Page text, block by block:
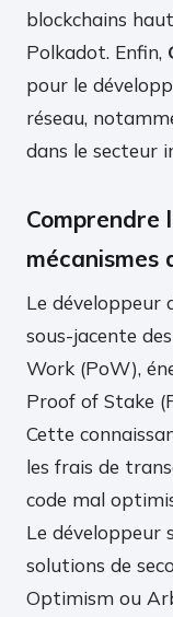
blockchains
Polkadot. Enfin,
pour le
réseau,
dans le secteur
Comprendre
mécanismes
Le développeur
sous-jacente
Work (PoW),
Proof of Stake
Cette
les frais de
code mal
Le développeur
solutions de
Optimism ou